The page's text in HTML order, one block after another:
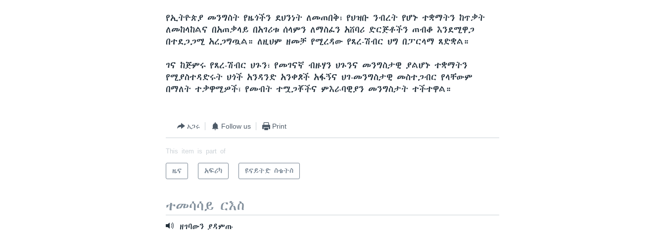
የኢትዮጵያ መንግስት የዜጎችን ደህንነት ለመጠበቅ፣ የህዝቡ ንብረት የሆኑ ተቋማትን ከጥቃት
ለመከላከልና በአጠቃላይ በአገሪቱ ሰላምን ለማስፈን አሸባሪ ድርጅቶችን ጠብቆ እንደሚዋጋ
በተደጋጋሚ አረጋግጧል። ለዚህም ዘመቻ የሚረዳው የጸረ-ሽብር ህግ በፓርላማ ጸድቋል።
ገና ከጅምሩ የጸረ-ሽብር ህጉን፣ የመገናኛ ብዙሃን ህጉንና መንግስታዊ ያልሆኑ ተቋማትን
የሚያስተዳድሩት ህጎች አንዳንድ አንቀጾች አፋኝና ህገ-መንግስታዊ መስተጋብር የላቸውም
በማለት ተቃዋሚዎች፣ የመብት ተሟጋቾችና ምእራባዊያን መንግስታት ተችተዋል።
አጋሩ Follow us Print
This item is part of
ዜና አፍሪካ ዩናይትድ ስቴትስ
ተመሳሳይ ርእስ
ዘገባውን ያዳምጡ